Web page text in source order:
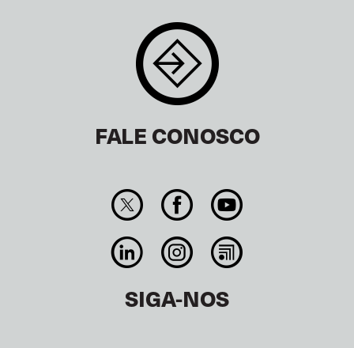
FALE CONOSCO
SIGA-NOS